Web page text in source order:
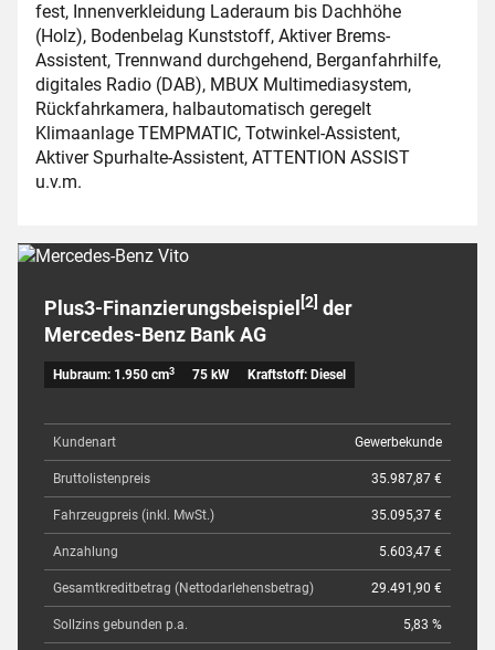
fest, Innenverkleidung Laderaum bis Dachhöhe
(Holz), Bodenbelag Kunststoff, Aktiver Brems-
Assistent, Trennwand durchgehend, Berganfahrhilfe,
digitales Radio (DAB), MBUX Multimediasystem,
Rückfahrkamera, halbautomatisch geregelt
Klimaanlage TEMPMATIC, Totwinkel-Assistent,
Aktiver Spurhalte-Assistent, ATTENTION ASSIST
u.v.m.
Plus3-Finanzierungsbeispiel [2] der
Mercedes-Benz Bank AG
Hubraum: 1.950 cm3 75 kW Kraftstoff: Diesel
Kundenart Gewerbekunde
Bruttolistenpreis 35.987,87 €
Fahrzeugpreis (inkl. MwSt.) 35.095,37 €
Anzahlung 5.603,47 €
Gesamtkreditbetrag (Nettodarlehensbetrag) 29.491,90 €
Sollzins gebunden p.a. 5,83 %